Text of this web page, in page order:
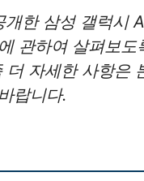
한 삼성 갤럭시
관하여 살펴보도
더 자세한 사항은
랍니다.